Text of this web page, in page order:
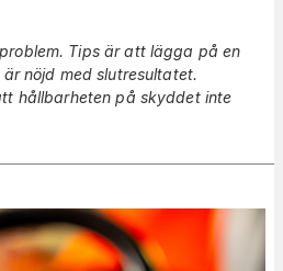
Tips är att lägga på en
nöjd med slutresultatet.
hållbarheten på skyddet inte